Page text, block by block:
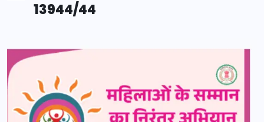
13944/44